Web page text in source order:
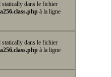
dans le fichier
à la ligne
dans le fichier
à la ligne